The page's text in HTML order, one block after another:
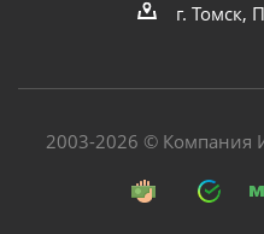
г. Томск,
2003-2026 © Компания